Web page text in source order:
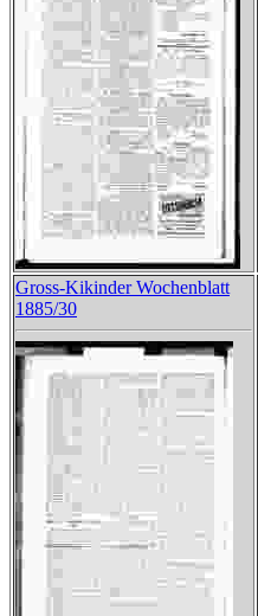
Gross-Kikinder Wochenblatt
1885/30